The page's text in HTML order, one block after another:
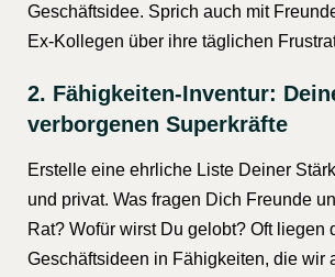
Geschäftsidee. Sprich auch mit
Ex-Kollegen über ihre täglichen
2. Fähigkeiten-Inventur:
verborgenen Superkräfte
Erstelle eine ehrliche Liste Deiner
und privat. Was fragen Dich Freunde
Rat? Wofür wirst Du gelobt? Oft liegen
Geschäftsideen in Fähigkeiten, die wir